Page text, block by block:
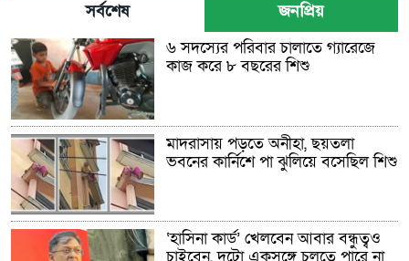
সর্বশেষ জনপ্রিয়
৬ সদস্যের পরিবার চালাতে গ্যারেজে
কাজ করে ৮ বছরের শিশু
মাদরাসায় পড়তে অনীহা, ছয়তলা
ভবনের কার্নিশে পা ঝুলিয়ে বসেছিল শিশু
‘হাসিনা কার্ড’ খেলবেন আবার বন্ধুত্বও